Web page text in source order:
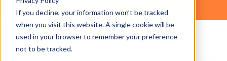
If you decline, your information won’t be tracked
when you visit this website. A single cookie will be
used in your browser to remember your preference
not to be tracked.